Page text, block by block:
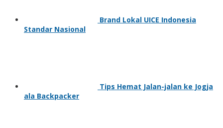
Brand Lokal UICE Indonesia
Standar Nasional
Tips Hemat Jalan-jalan ke Jogja
ala Backpacker